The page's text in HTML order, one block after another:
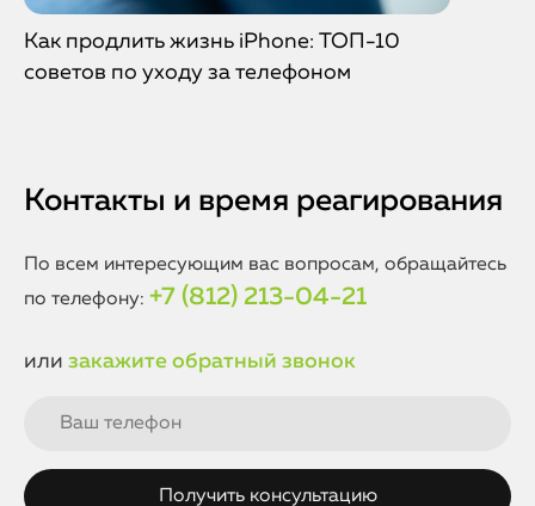
Как продлить жизнь iPhone: ТОП-10
советов по уходу за телефоном
Контакты и время реагирования
По всем интересующим вас вопросам, обращайтесь
по телефону: +7 (812) 213-04-21
или закажите обратный звонок